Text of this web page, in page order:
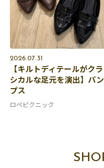
2026.07.31
【キルトディテールがクラ
シカルな足元を演出】パン
プス
ロペピクニック